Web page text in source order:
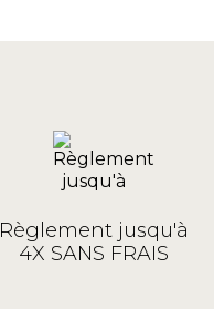
Règlement jusqu'à
4X SANS FRAIS